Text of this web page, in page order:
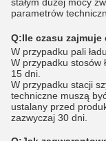
stałym dużej mocy
parametrów
Q:Ile czasu
W przypadku pali
W przypadku stosów
15 dni.
W przypadku stacji
techniczne muszą
ustalany przed
zazwyczaj 30 dni.